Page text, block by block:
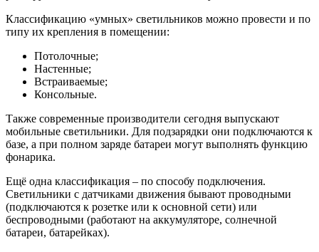
Классификацию «умных» светильников можно провести и по
типу их крепления в помещении:
Потолочные;
Настенные;
Встраиваемые;
Консольные.
Также современные производители сегодня выпускают
мобильные светильники. Для подзарядки они подключаются к
базе, а при полном заряде батареи могут выполнять функцию
фонарика.
Ещё одна классификация – по способу подключения.
Светильники с датчиками движения бывают проводными
(подключаются к розетке или к основной сети) или
беспроводными (работают на аккумуляторе, солнечной
батареи, батарейках).